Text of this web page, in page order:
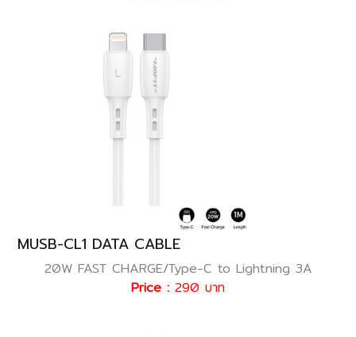
MUSB-CL1 DATA CABLE
20W FAST CHARGE/Type-C to Lightning 3A
Price : 290 บาท